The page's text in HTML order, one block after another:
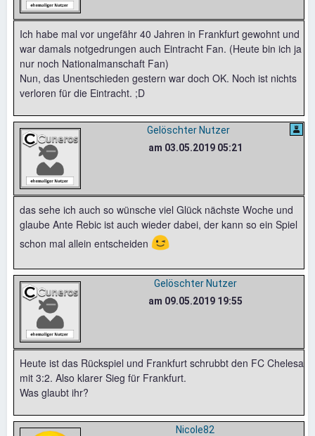
Ich habe mal vor ungefähr 40 Jahren in Frankfurt gewohnt und
war damals notgedrungen auch Eintracht Fan. (Heute bin ich ja
nur noch Nationalmanschaft Fan)
Nun, das Unentschieden gestern war doch OK. Noch ist nichts
verloren für die Eintracht. ;D
Gelöschter Nutzer
am 03.05.2019 05:21
das sehe ich auch so wünsche viel Glück nächste Woche und
glaube Ante Rebic ist auch wieder dabei, der kann so ein Spiel
schon mal allein entscheiden 😉
Gelöschter Nutzer
am 09.05.2019 19:55
Heute ist das Rückspiel und Frankfurt schrubbt den FC Chelesa
mit 3:2. Also klarer Sieg für Frankfurt.
Was glaubt ihr?
Nicole82